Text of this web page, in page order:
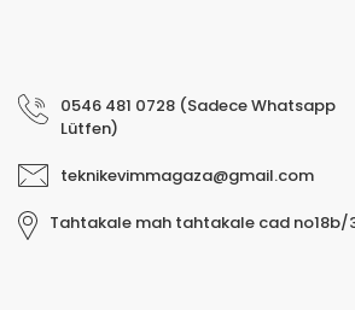
0546 481 0728 (Sadece Whatsapp
Lütfen)
teknikevimmagaza@gmail.com
Tahtakale mah tahtakale cad no18b/